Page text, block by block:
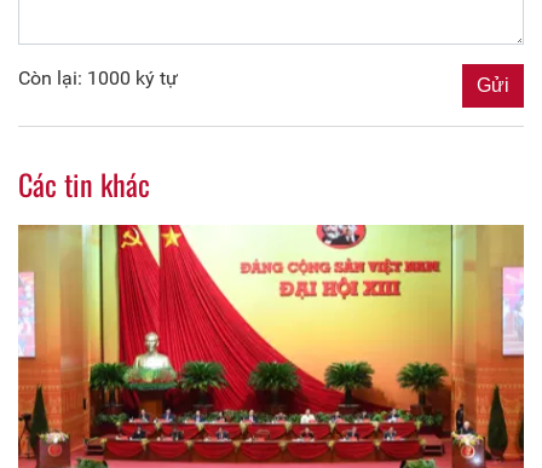
Còn lại: 1000 ký tự
Các tin khác